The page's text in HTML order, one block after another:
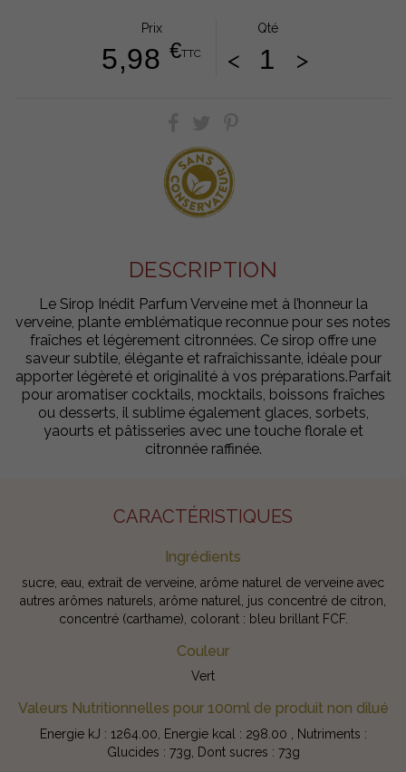
Prix
5,98 €TTC
Qté
< >
DESCRIPTION
Le Sirop Inédit Parfum Verveine met à l’honneur la
verveine, plante emblématique reconnue pour ses notes
fraîches et légèrement citronnées. Ce sirop offre une
saveur subtile, élégante et rafraîchissante, idéale pour
apporter légèreté et originalité à vos préparations.Parfait
pour aromatiser cocktails, mocktails, boissons fraîches
ou desserts, il sublime également glaces, sorbets,
yaourts et pâtisseries avec une touche florale et
citronnée raffinée.
CARACTÉRISTIQUES
Ingrédients
sucre, eau, extrait de verveine, arôme naturel de verveine avec
autres arômes naturels, arôme naturel, jus concentré de citron,
concentré (carthame), colorant : bleu brillant FCF.
Couleur
Vert
Valeurs Nutritionnelles pour 100ml de produit non dilué
Energie kJ : 1264.00, Energie kcal : 298.00 , Nutriments :
Glucides : 73g, Dont sucres : 73g